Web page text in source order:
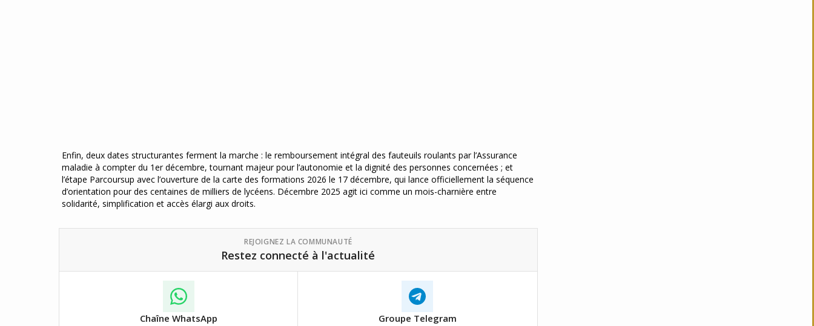
Enfin, deux dates structurantes ferment la marche : le remboursement intégral des fauteuils roulants par l’Assurance
maladie à compter du 1er décembre, tournant majeur pour l’autonomie et la dignité des personnes concernées ; et
l’étape Parcoursup avec l’ouverture de la carte des formations 2026 le 17 décembre, qui lance officiellement la séquence
d’orientation pour des centaines de milliers de lycéens. Décembre 2025 agit ici comme un mois-charnière entre
solidarité, simplification et accès élargi aux droits.
REJOIGNEZ LA COMMUNAUTÉ
Restez connecté à l'actualité
Chaîne WhatsApp Groupe Telegram